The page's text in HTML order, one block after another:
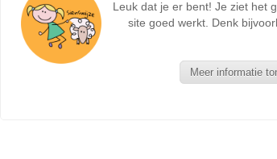
NIEUWE
Leuk dat je er bent! Je ziet het
site goed werkt. Denk
Meer informatie